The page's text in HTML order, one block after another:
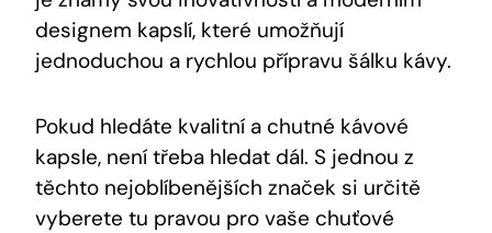
designem kapslí, které umožňují
jednoduchou a rychlou přípravu šálku kávy.
Pokud hledáte kvalitní a chutné kávové
kapsle, není třeba hledat dál. S jednou z
těchto nejoblíbenějších značek si určitě
vyberete tu pravou pro vaše chuťové